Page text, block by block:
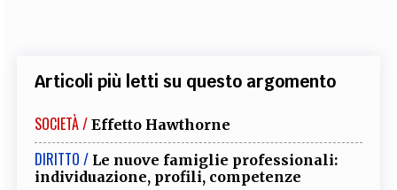
Articoli più letti su questo argomento
SOCIETÀ / Effetto Hawthorne
DIRITTO / Le nuove famiglie professionali:
individuazione, profili, competenze